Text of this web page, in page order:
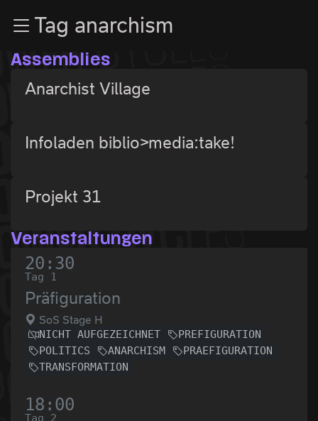
Zum InhaltTag anarchism
Assemblies
Anarchist Village
Infoladen biblio>media:take!
Projekt 31
Veranstaltungen
20:30
Tag 1
Präfiguration
SoS Stage H
NICHT AUFGEZEICHNET
PREFIGURATION
POLITICS
ANARCHISM
PRAEFIGURATION
TRANSFORMATION
18:00
Tag 2